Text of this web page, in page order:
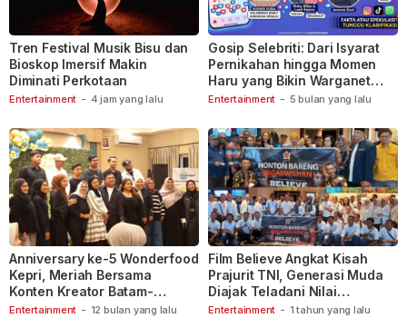
Entertainment - 4 jam yang lalu
Tren Festival Musik Bisu dan
Bioskop Imersif Makin
Diminati Perkotaan
Entertainment - 5 bulan yang lalu
Gosip Selebriti: Dari Isyarat
Pernikahan hingga Momen
Haru yang Bikin Warganet
Berspekulasi
Entertainment - 12 bulan yang lalu
Anniversary ke-5 Wonderfood
Kepri, Meriah Bersama
Konten Kreator Batam-
Tanjungpinang
Entertainment - 1 tahun yang lalu
Film Believe Angkat Kisah
Prajurit TNI, Generasi Muda
Diajak Teladani Nilai
Keberanian